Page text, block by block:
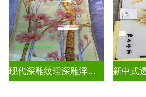
现代深雕纹理深雕浮雕玻璃